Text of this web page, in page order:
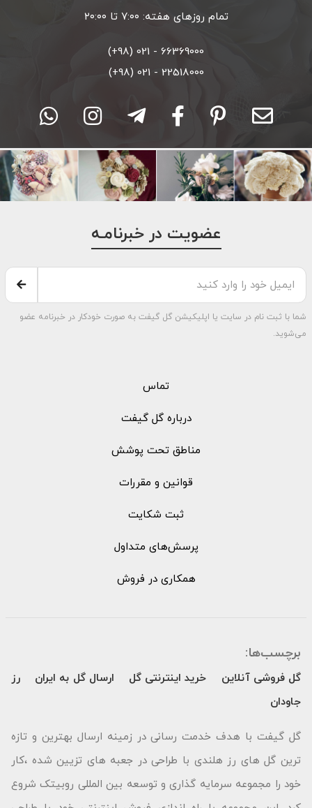
تمام روزهای هفته: ۷:۰۰ تا ۲۰:۰۰
66369000 - 021 (98+)
22518000 - 021 (98+)
عضویت در خبرنامـه
شما با ثبت نام در سایت یا اپلیکیشن گل گیفت به صورت خودکار در خبرنامه عضو
می‌شوید.
تماس
درباره گل گیفت
مناطق تحت پوشش
قوانین و مقررات
ثبت شکایت
پرسش‌های متداول
همکاری در فروش
برچسب‌ها:
گل فروشی آنلاین خرید اینترنتی گل ارسال گل به ایران
رز
جاودان
گل گیفت با هدف خدمت رسانی در زمینه ارسال بهترین و تازه
ترین گل های رز هلندی با طراحی در جعبه های تزیین شده ،کار
خود را مجموعه سرمایه گذاری و توسعه بین المللی روبیتک شروع